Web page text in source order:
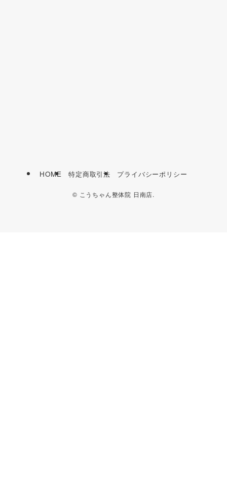
HOME 特定商取引法 プライバシーポリシー
© こうちゃん整体院 日南店.